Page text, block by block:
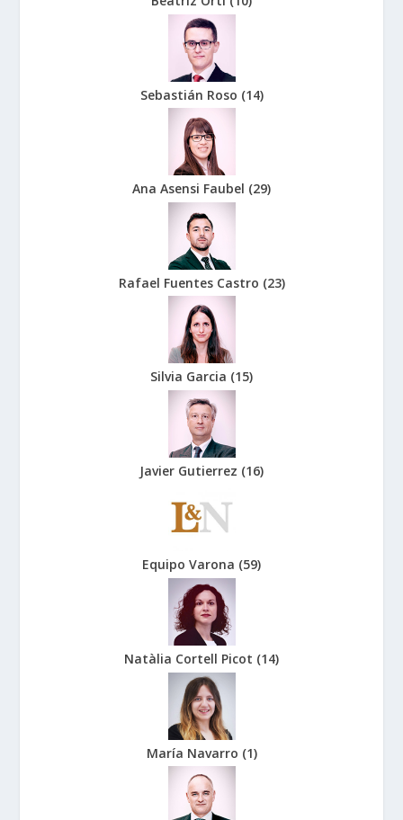
Sebastián Roso (14)
Ana Asensi Faubel (29)
Rafael Fuentes Castro (23)
Silvia Garcia (15)
Javier Gutierrez (16)
Equipo Varona (59)
Natàlia Cortell Picot (14)
María Navarro (1)